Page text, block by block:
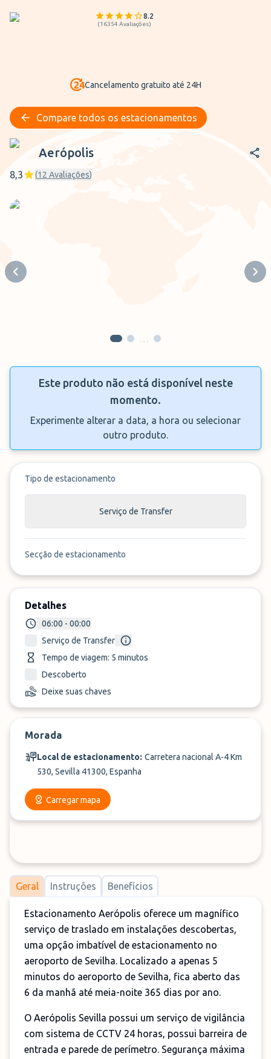
8.2
(16354 Avaliações)
Cancelamento gratuito até 24H
Compare todos os estacionamentos
Aerópolis
Aerópolis
8,3 (12 Avaliações)
Previous slide
…
Este produto não está disponível neste
momento.
Experimente alterar a data, a hora ou selecionar
outro produto.
Tipo de estacionamento
Serviço de Transfer
Secção de estacionamento
Detalhes
06:00 - 00:00
Serviço de Transfer
Tempo de viagem: 5 minutos
Descoberto
Deixe suas chaves
Morada
Local de estacionamento: Carretera nacional A-4 Km
530, Sevilla 41300, Espanha
Carregar mapa
Geral Instruções Benefícios
Estacionamento Aerópolis oferece um magnífico
serviço de traslado em instalações descobertas,
uma opção imbatível de estacionamento no
aeroporto de Sevilha. Localizado a apenas 5
minutos do aeroporto de Sevilha, fica aberto das
6 da manhã até meia-noite 365 dias por ano.
O Aerópolis Sevilla possui um serviço de vigilância
com sistema de CCTV 24 horas, possui barreira de
entrada e parede de perímetro. Segurança máxima